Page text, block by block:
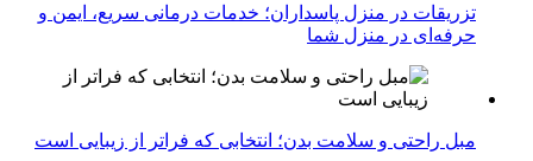
تزریقات در منزل پاسداران؛ خدمات درمانی سریع، ایمن و
حرفه‌ای در منزل شما
مبل راحتی و سلامت بدن؛ انتخابی که فراتر از زیبایی است